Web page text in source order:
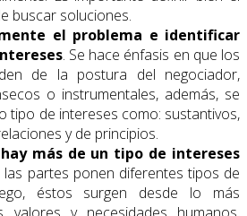
buscar soluciones.
el problema e identificar
. Se hace énfasis en que los
de la postura del negociador,
o instrumentales, además, se
tipo de intereses como: sustantivos,
y de principios.
hay más de un tipo de intereses
las partes ponen diferentes tipos de
éstos surgen desde lo más